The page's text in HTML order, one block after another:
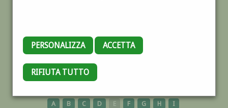
PERSONALIZZA ACCETTA
RIFIUTA TUTTO
CARTELLONISTI
A B C D E F G H I